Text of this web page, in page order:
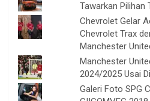
Tawarkan Pilihan
Chevrolet Gelar
Chevrolet Trax
Manchester
Manchester
2024/2025 Usai
Galeri Foto SPG